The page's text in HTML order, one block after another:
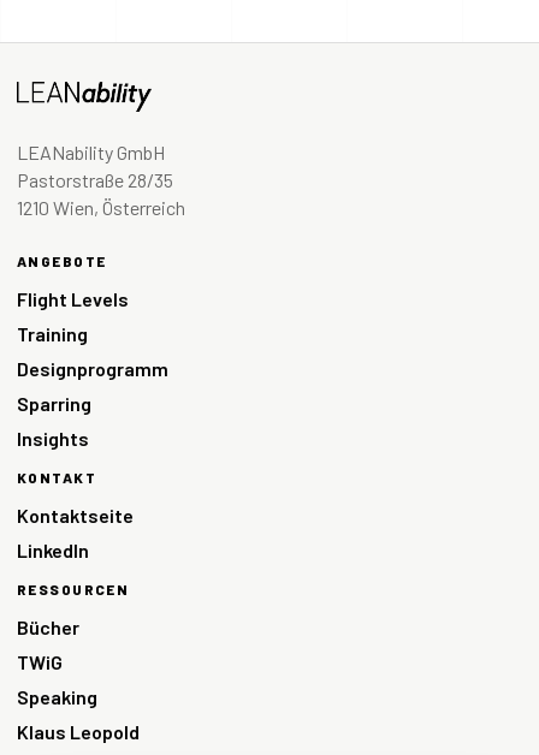
LEANability GmbH
Pastorstraße 28/35
1210 Wien, Österreich
ANGEBOTE
Flight Levels
Training
Designprogramm
Sparring
Insights
KONTAKT
Kontaktseite
LinkedIn
RESSOURCEN
Bücher
TWiG
Speaking
Klaus Leopold